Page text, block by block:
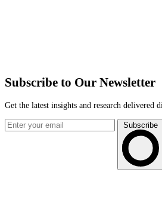
Subscribe to Our Newsletter
Get the latest insights and research delivered
Subscribe